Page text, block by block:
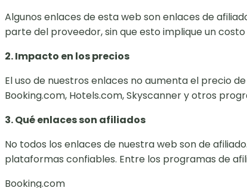
Algunos enlaces de esta web son enlaces de
parte del proveedor, sin que esto implique un
2. Impacto en los precios
El uso de nuestros enlaces no aumenta el precio
Booking.com, Hotels.com, Skyscanner y otros
3. Qué enlaces son afiliados
No todos los enlaces de nuestra web son de
plataformas confiables. Entre los programas de
Booking.com